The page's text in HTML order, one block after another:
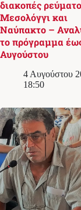
διακοπές
Μεσολόγγι και
Ναύπακτο –
το πρόγραμμα
Αυγούστου
4 Αυγούστου
18:50